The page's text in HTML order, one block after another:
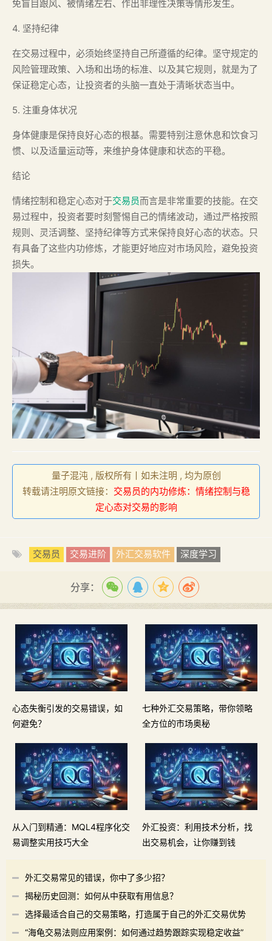
免盲目跟风、被情绪左右、作出非理性决策等情形发生。
4. 坚持纪律
在交易过程中，必须始终坚持自己所遵循的纪律。坚守规定的
风险管理政策、入场和出场的标准、以及其它规则，就是为了
保证稳定心态，让投资者的头脑一直处于清晰状态当中。
5. 注重身体状况
身体健康是保持良好心态的根基。需要特别注意休息和饮食习
惯、以及适量运动等，来维护身体健康和状态的平稳。
结论
情绪控制和稳定心态对于交易员而言是非常重要的技能。在交
易过程中，投资者要时刻警惕自己的情绪波动，通过严格按照
规则、灵活调整、坚持纪律等方式来保持良好心态的状态。只
有具备了这些内功修炼，才能更好地应对市场风险，避免投资
损失。
量子混沌 , 版权所有丨如未注明 , 均为原创
转载请注明原文链接： 交易员的内功修炼：情绪控制与稳
定心态对交易的影响
交易员 交易进阶 外汇交易软件 深度学习
分享：
心态失衡引发的交易错误，如
何避免？
七种外汇交易策略，带你领略
全方位的市场奥秘
从入门到精通：MQL4程序化交
易调整实用技巧大全
外汇投资：利用技术分析，找
出交易机会，让你赚到钱
外汇交易常见的错误，你中了多少招？
揭秘历史回测：如何从中获取有用信息？
选择最适合自己的交易策略，打造属于自己的外汇交易优势
“海龟交易法则应用案例：如何通过趋势跟踪实现稳定收益”